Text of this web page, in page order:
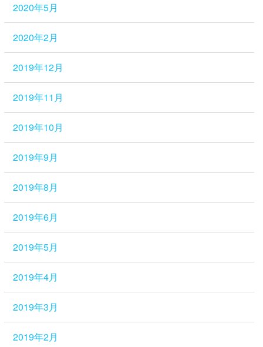
2020年5月
2020年2月
2019年12月
2019年11月
2019年10月
2019年9月
2019年8月
2019年6月
2019年5月
2019年4月
2019年3月
2019年2月